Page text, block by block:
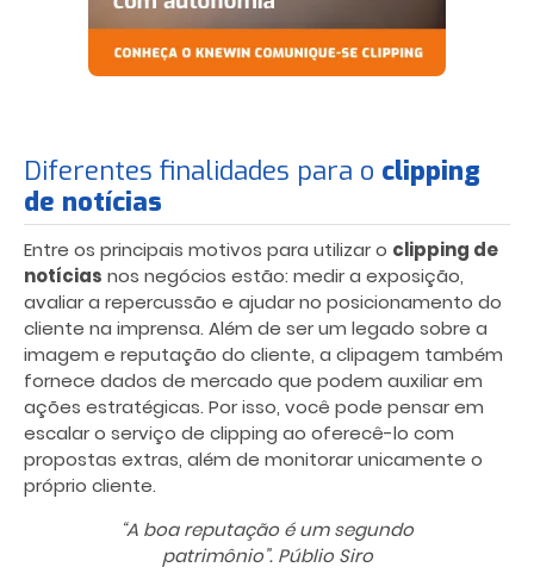
Diferentes finalidades para o clipping
de notícias
Entre os principais motivos para utilizar o clipping de
notícias nos negócios estão: medir a exposição,
avaliar a repercussão e ajudar no posicionamento do
cliente na imprensa. Além de ser um legado sobre a
imagem e reputação do cliente, a clipagem também
fornece dados de mercado que podem auxiliar em
ações estratégicas. Por isso, você pode pensar em
escalar o serviço de clipping ao oferecê-lo com
propostas extras, além de monitorar unicamente o
próprio cliente.
“A boa reputação é um segundo
patrimônio”. Públio Siro